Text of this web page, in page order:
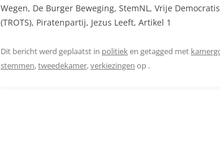
Wegen, De Burger Beweging, StemNL, Vrije
(TROTS), Piratenpartij, Jezus Leeft, Artikel 1
Dit bericht werd geplaatst in politieken getagged met
stemmen,tweedekamer,verkiezingen op .